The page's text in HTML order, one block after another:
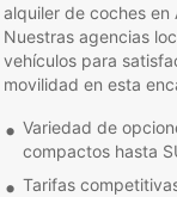
alquiler de coches en
Nuestras agencias
vehículos para
movilidad en esta
Variedad de
compactos hasta
Tarifas